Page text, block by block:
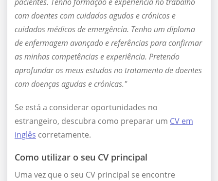
com doentes com cuidados agudos e crónicos e
cuidados médicos de emergência. Tenho um diploma
de enfermagem avançado e referências para confirmar
as minhas competências e experiência. Pretendo
aprofundar os meus estudos no tratamento de doentes
com doenças agudas e crónicas."
Se está a considerar oportunidades no
estrangeiro, descubra como preparar um CV em
inglês corretamente.
Como utilizar o seu CV principal
Uma vez que o seu CV principal se encontre